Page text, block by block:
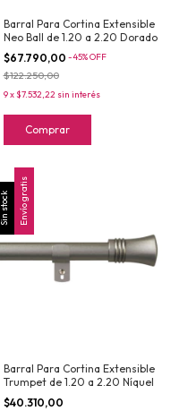
Barral Para Cortina Extensible
Neo Ball de 1.20 a 2.20 Dorado
$67.790,00 -45%OFF
$122.250,00
9x$7.532,22 sin interés
Comprar
Sin stock Envío gratis
Barral Para Cortina Extensible
Trumpet de 1.20 a 2.20 Níquel
$40.310,00